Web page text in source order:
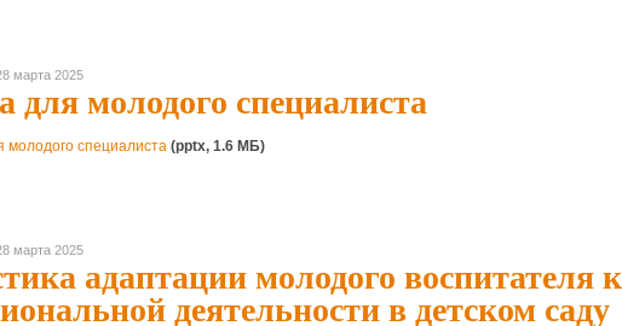
марта 2025
для молодого специалиста
молодого специалиста(pptx, 1.6 MБ)
марта 2025
адаптации молодого воспитателя к
деятельности в детском саду